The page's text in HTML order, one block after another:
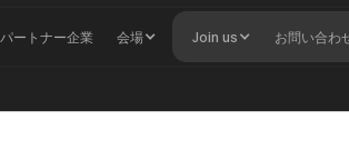
パートナー企業 会場 Join us お問い合わ